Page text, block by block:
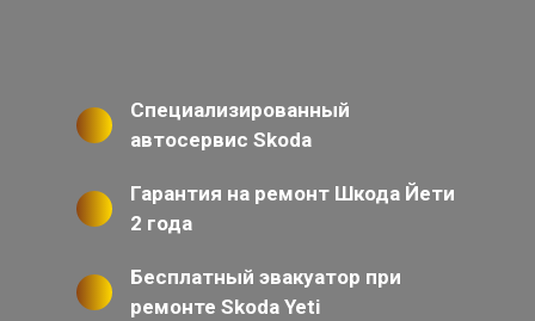
Специализированный
автосервис Skoda
Гарантия на ремонт Шкода Йети
2 года
Бесплатный эвакуатор при
ремонте Skoda Yeti